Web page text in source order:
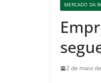
MERCADO DA
2 de maio